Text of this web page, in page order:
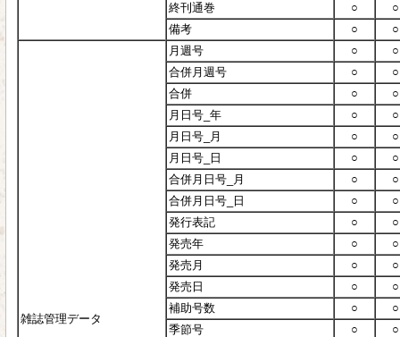
終刊通巻
○
○
備考
○ ○
雑誌管理データ
月週号 ○
○
合併月週号
○
○
合併
○
○
月日号_年
○
○
月日号_月
○
○
月日号_日
○
○
合併月日号_月
○
○
合併月日号_日
○
○
発行表記
○
○
発売年
○
○
発売月
○
○
発売日
○
○
補助号数
○
○
季節号
○
○